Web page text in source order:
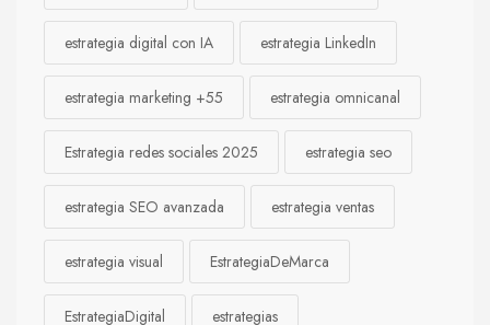
estrategia digital con IA estrategia LinkedIn
estrategia marketing +55 estrategia omnicanal
Estrategia redes sociales 2025 estrategia seo
estrategia SEO avanzada estrategia ventas
estrategia visual EstrategiaDeMarca
EstrategiaDigital estrategias